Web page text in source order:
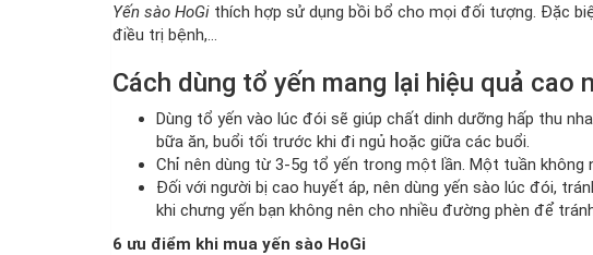
Yến sào HoGi thích hợp sử dụng bồi bổ cho mọi đối tượng. Đặc
điều trị bệnh,…
Cách dùng tổ yến mang lại hiệu quả cao
Dùng tổ yến vào lúc đói sẽ giúp chất dinh dưỡng hấp thu
bữa ăn, buổi tối trước khi đi ngủ hoặc giữa các buổi.
Chỉ nên dùng từ 3-5g tổ yến trong một lần. Một tuần không
Đối với người bị cao huyết áp, nên dùng yến sào lúc đói,
khi chưng yến bạn không nên cho nhiều đường phèn để
6 ưu điểm khi mua yến sào HoGi